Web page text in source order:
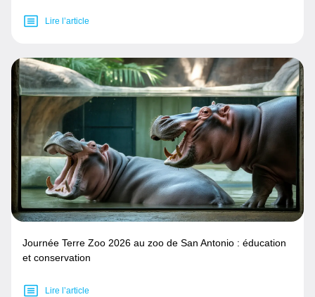
Lire l’article
Journée Terre Zoo 2026 au zoo de San Antonio : éducation
et conservation
Lire l’article